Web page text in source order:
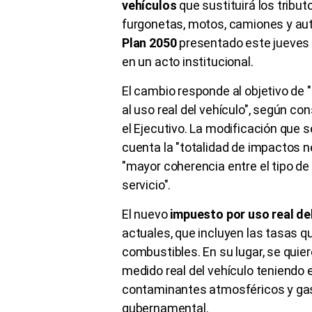
vehículos que sustituirá los
furgonetas, motos, camiones y
Plan 2050presentado este jueves
en un acto institucional.
El cambio responde al objetivo
al uso real del vehículo", según
el Ejecutivo. La modificación que
cuenta la "totalidad de impactos
"mayor coherencia entre el tipo
servicio".
El nuevoimpuesto por uso real
actuales, que incluyen las tasas
combustibles. En su lugar, se
medido real del vehículo teniendo
contaminantes atmosféricos y
gubernamental.